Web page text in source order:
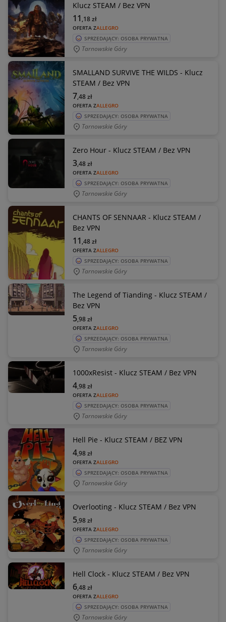
Klucz STEAM / Bez VPN
OFERTA ZALLEGRO
11 ,18zł
SPRZEDAJĄCY: OSOBA PRYWATNA
Tarnowskie Góry
SMALLAND SURVIVE THE WILDS - Klucz
STEAM / Bez VPN
OFERTA ZALLEGRO
7,48zł
SPRZEDAJĄCY: OSOBA PRYWATNA
Tarnowskie Góry
Zero Hour - Klucz STEAM / Bez VPN
OFERTA ZALLEGRO
3,48zł
SPRZEDAJĄCY: OSOBA PRYWATNA
Tarnowskie Góry
CHANTS OF SENNAAR - Klucz STEAM /
Bez VPN
OFERTA ZALLEGRO
11 ,48zł
SPRZEDAJĄCY: OSOBA PRYWATNA
Tarnowskie Góry
The Legend of Tianding - Klucz STEAM /
Bez VPN
OFERTA ZALLEGRO
5,98zł
SPRZEDAJĄCY: OSOBA PRYWATNA
Tarnowskie Góry
1000xResist - Klucz STEAM / Bez VPN
OFERTA ZALLEGRO
4,98zł
SPRZEDAJĄCY: OSOBA PRYWATNA
Tarnowskie Góry
Hell Pie - Klucz STEAM / BEZ VPN
OFERTA ZALLEGRO
4,98zł
SPRZEDAJĄCY: OSOBA PRYWATNA
Tarnowskie Góry
Overlooting - Klucz STEAM / Bez VPN
OFERTA ZALLEGRO
5,98zł
SPRZEDAJĄCY: OSOBA PRYWATNA
Tarnowskie Góry
Hell Clock - Klucz STEAM / Bez VPN
OFERTA ZALLEGRO
6,48zł
SPRZEDAJĄCY: OSOBA PRYWATNA
Tarnowskie Góry